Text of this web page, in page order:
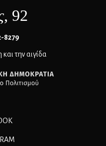
, 92
8279
την αιγίδα